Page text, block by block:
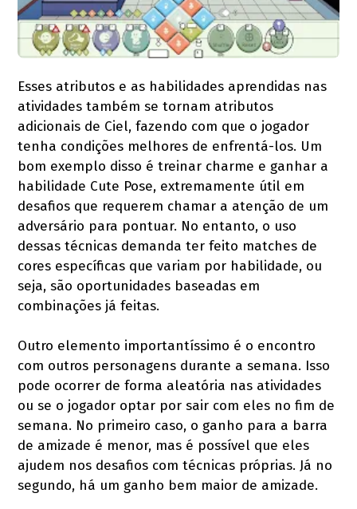
Esses atributos e as habilidades aprendidas nas
atividades também se tornam atributos
adicionais de Ciel, fazendo com que o jogador
tenha condições melhores de enfrentá-los. Um
bom exemplo disso é treinar charme e ganhar a
habilidade Cute Pose, extremamente útil em
desafios que requerem chamar a atenção de um
adversário para pontuar. No entanto, o uso
dessas técnicas demanda ter feito matches de
cores específicas que variam por habilidade, ou
seja, são oportunidades baseadas em
combinações já feitas.
Outro elemento importantíssimo é o encontro
com outros personagens durante a semana. Isso
pode ocorrer de forma aleatória nas atividades
ou se o jogador optar por sair com eles no fim de
semana. No primeiro caso, o ganho para a barra
de amizade é menor, mas é possível que eles
ajudem nos desafios com técnicas próprias. Já no
segundo, há um ganho bem maior de amizade.